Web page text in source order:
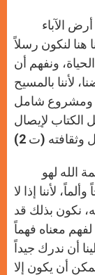
هنا لنكون رسلاً
ونفهم أن
لأننا بالمسيح
ومشروع شامل
الكتاب لإيصال
لأننا إذا لا
نكون بذلك قد
معناه فهماً
أن ندرك جيداً
أن يكون إلا